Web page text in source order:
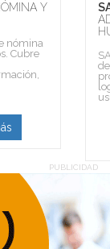
Y
nómina
Cubre
PUBLICIDAD